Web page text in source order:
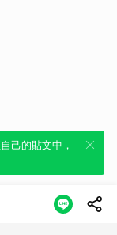
過發布貼
己的貼文中，